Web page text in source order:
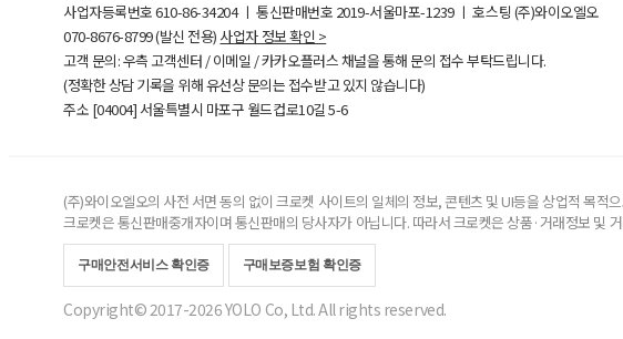
사업자등록번호610-86-34204ㅣ 통신판매번호 2019-서울마포-1239 ㅣ 호스팅 (주)와이오엘오
070-8676-8799 (발신 전용) 사업자 정보 확인 >
고객 문의: 우측 고객센터 / 이메일 / 카카오플러스 채널을 통해 문의 접수 부탁드립니다.
(정확한 상담 기록을 위해 유선상 문의는 접수받고 있지 않습니다)
주소 [04004] 서울특별시 마포구 월드컵로10길5-6
(주)와이오엘오의 사전 서면 동의 없이 크로켓 사이트의 일체의 정보, 콘텐츠 및 UI등을 상업적 목적
크로켓은 통신판매중개자이며 통신판매의 당사자가 아닙니다. 따라서 크로켓은 상품·거래정보 및
구매안전서비스 확인증 구매보증보험 확인증
Copyright© 2017-2026 YOLO Co, Ltd. All rights reserved.